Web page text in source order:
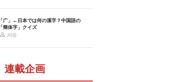
「广」←日本では何の漢字？中国語の
「簡体字」クイズ
刈谷
連載企画